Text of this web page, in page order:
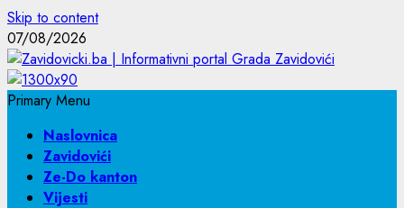
Skip to content
07/08/2026
Primary Menu
Naslovnica
Zavidovići
Ze-Do kanton
Vijesti